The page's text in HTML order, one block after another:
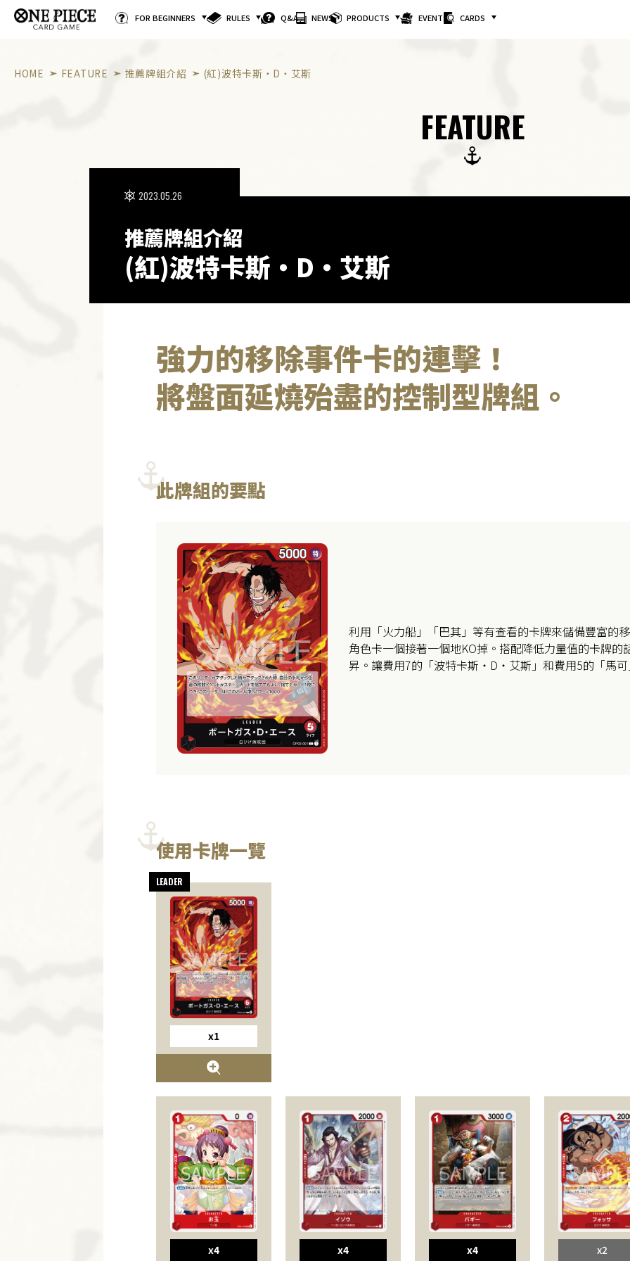
FOR BEGINNERS RULES Q&A NEWS PRODUCTS EVENTS CARDS
HOME FEATURE 推薦牌組介紹 (紅)波特卡斯・D・艾斯
FEATURE
推薦牌組介紹
(紅)波特卡斯・D・艾斯
2023.05.26
強力的移除事件卡的連擊！
將盤面延燒殆盡的控制型牌組。
此牌組的要點
利用「火力船」「巴其」等有查看的卡牌來儲備豐富的
角色卡一個接著一個地KO掉。搭配降低力量值的卡牌的
昇。讓費用7的「波特卡斯・D・艾斯」和費用5的「馬
使用卡牌一覽
x1
x4 x4 x4 x2